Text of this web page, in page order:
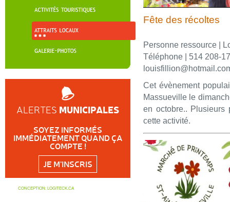
ALERTES MUNICIPALES
SOYEZ INFORMÉS
IMMÉDIATEMENT QUAND ÇA
COMPTE !
JE M'INSCRIS
CONCEPTION: LOGITECK.CA
Fête des récoltes
Personne ressource |
Téléphone | 514 208-
Cet évènement
Massueville le
en octobre.. Plusieurs
cette activité.